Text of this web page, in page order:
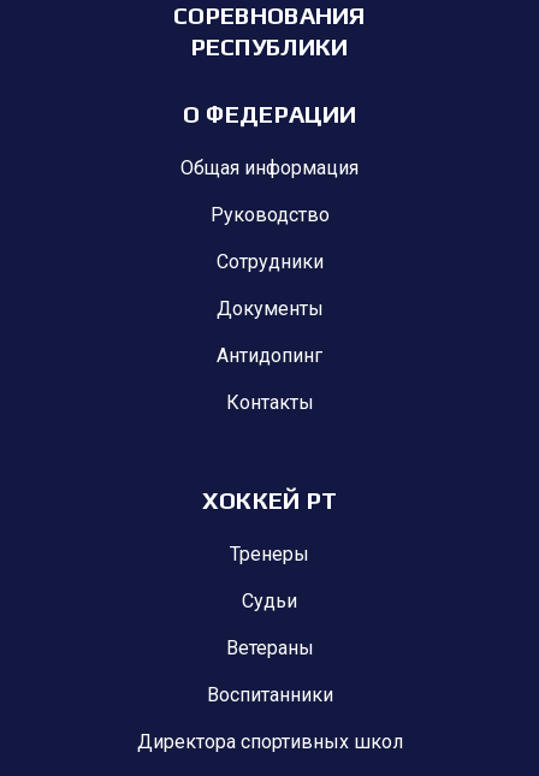
СОРЕВНОВАНИЯ
РЕСПУБЛИКИ
О ФЕДЕРАЦИИ
Общая информация
Руководство
Сотрудники
Документы
Антидопинг
Контакты
ХОККЕЙ РТ
Тренеры
Судьи
Ветераны
Воспитанники
Директора спортивных школ